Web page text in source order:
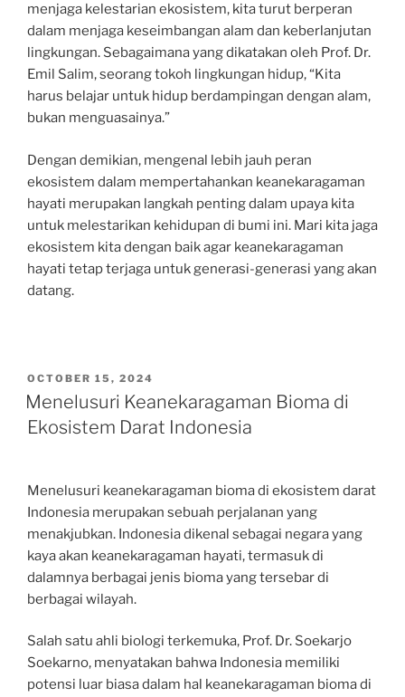
menjaga kelestarian ekosistem, kita turut berperan
dalam menjaga keseimbangan alam dan keberlanjutan
lingkungan. Sebagaimana yang dikatakan oleh Prof. Dr.
Emil Salim, seorang tokoh lingkungan hidup, “Kita
harus belajar untuk hidup berdampingan dengan alam,
bukan menguasainya.”
Dengan demikian, mengenal lebih jauh peran
ekosistem dalam mempertahankan keanekaragaman
hayati merupakan langkah penting dalam upaya kita
untuk melestarikan kehidupan di bumi ini. Mari kita jaga
ekosistem kita dengan baik agar keanekaragaman
hayati tetap terjaga untuk generasi-generasi yang akan
datang.
POSTED
ON
OCTOBER 15, 2024
Menelusuri Keanekaragaman Bioma di
Ekosistem Darat Indonesia
Menelusuri keanekaragaman bioma di ekosistem darat
Indonesia merupakan sebuah perjalanan yang
menakjubkan. Indonesia dikenal sebagai negara yang
kaya akan keanekaragaman hayati, termasuk di
dalamnya berbagai jenis bioma yang tersebar di
berbagai wilayah.
Salah satu ahli biologi terkemuka, Prof. Dr. Soekarjo
Soekarno, menyatakan bahwa Indonesia memiliki
potensi luar biasa dalam hal keanekaragaman bioma di